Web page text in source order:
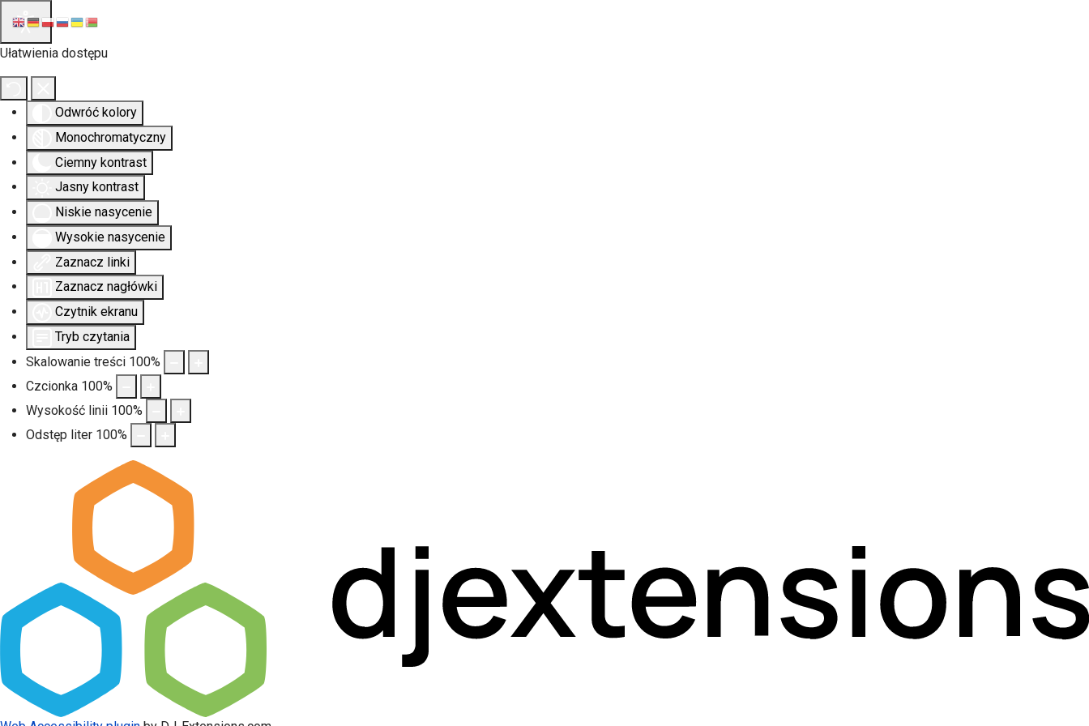
Ułatwienia dostępu
Odwróć kolory
Monochromatyczny
Ciemny kontrast
Jasny kontrast
Niskie nasycenie
Wysokie nasycenie
Zaznacz linki
Zaznacz nagłówki
Czytnik ekranu
Tryb czytania
Skalowanie treści 100%
Czcionka 100%
Wysokość linii 100%
Odstęp liter 100%